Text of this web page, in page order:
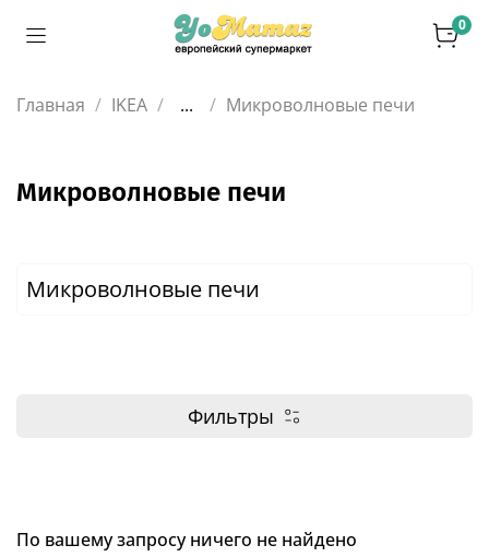
0
Главная IKEA ... Микроволновые печи
Микроволновые печи
Микроволновые печи
Фильтры
По вашему запросу ничего не найдено